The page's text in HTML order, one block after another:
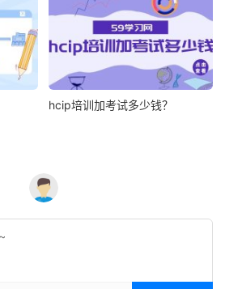
hcip培训加考试多少钱？